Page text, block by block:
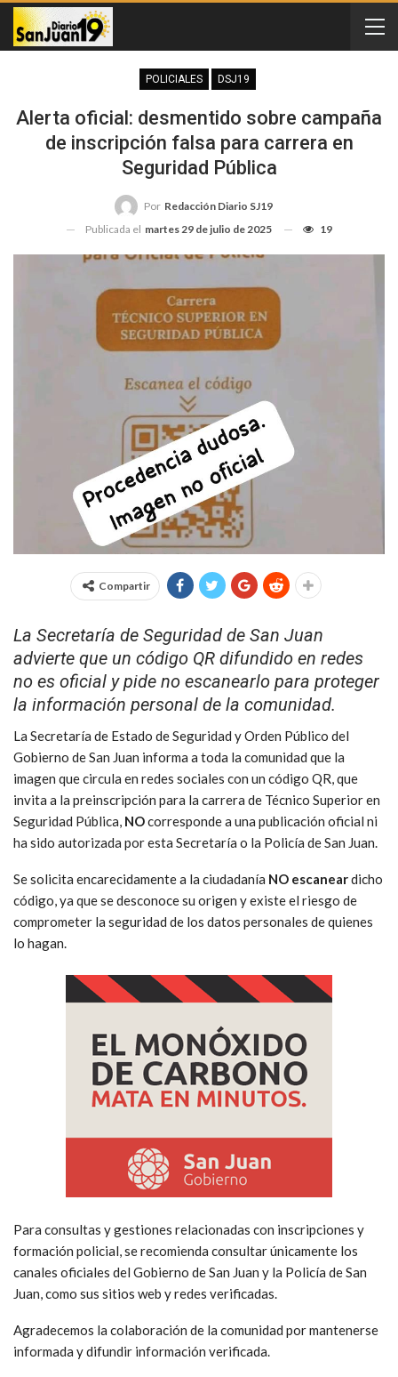
POLICIALES DSJ19
Alerta oficial: desmentido sobre campaña
de inscripción falsa para carrera en
Seguridad Pública
Por Redacción Diario SJ19
Publicada el martes 29 de julio de 2025 19
Compartir
La Secretaría de Seguridad de San Juan
advierte que un código QR difundido en redes
no es oficial y pide no escanearlo para proteger
la información personal de la comunidad.
La Secretaría de Estado de Seguridad y Orden Público del
Gobierno de San Juan informa a toda la comunidad que la
imagen que circula en redes sociales con un código QR, que
invita a la preinscripción para la carrera de Técnico Superior en
Seguridad Pública, NOcorresponde a una publicación oficial ni
ha sido autorizada por esta Secretaría o la Policía de San Juan.
Se solicita encarecidamente a la ciudadanía NO escaneardicho
código, ya que se desconoce su origen y existe el riesgo de
comprometer la seguridad de los datos personales de quienes
lo hagan.
Para consultas y gestiones relacionadas con inscripciones y
formación policial, se recomienda consultar únicamente los
canales oficiales del Gobierno de San Juan y la Policía de San
Juan, como sus sitios web y redes verificadas.
Agradecemos la colaboración de la comunidad por mantenerse
informada y difundir información verificada.